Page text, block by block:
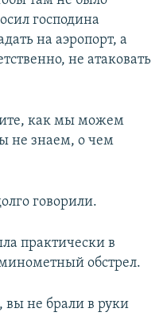
господина
на аэропорт, а
не атаковать
как мы можем
не знаем, о чем
говорили.
практически в
обстрел.
не брали в руки